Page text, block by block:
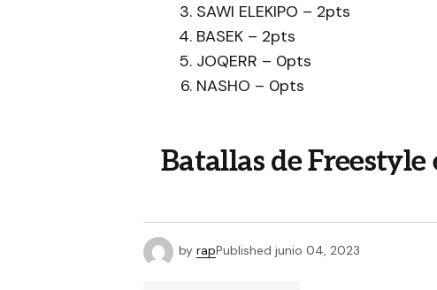
SAWI ELEKIPO – 2pts
BASEK – 2pts
JOQERR – 0pts
NASHO – 0pts
Batallas de
by rapPublished junio 04, 2023